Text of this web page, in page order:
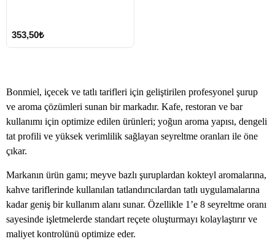
353,50₺
Bonmiel, içecek ve tatlı tarifleri için geliştirilen profesyonel şurup
ve aroma çözümleri sunan bir markadır. Kafe, restoran ve bar
kullanımı için optimize edilen ürünleri; yoğun aroma yapısı, dengeli
tat profili ve yüksek verimlilik sağlayan seyreltme oranları ile öne
çıkar.
Markanın ürün gamı; meyve bazlı şuruplardan kokteyl aromalarına,
kahve tariflerinde kullanılan tatlandırıcılardan tatlı uygulamalarına
kadar geniş bir kullanım alanı sunar. Özellikle 1’e 8 seyreltme oranı
sayesinde işletmelerde standart reçete oluşturmayı kolaylaştırır ve
maliyet kontrolünü optimize eder.